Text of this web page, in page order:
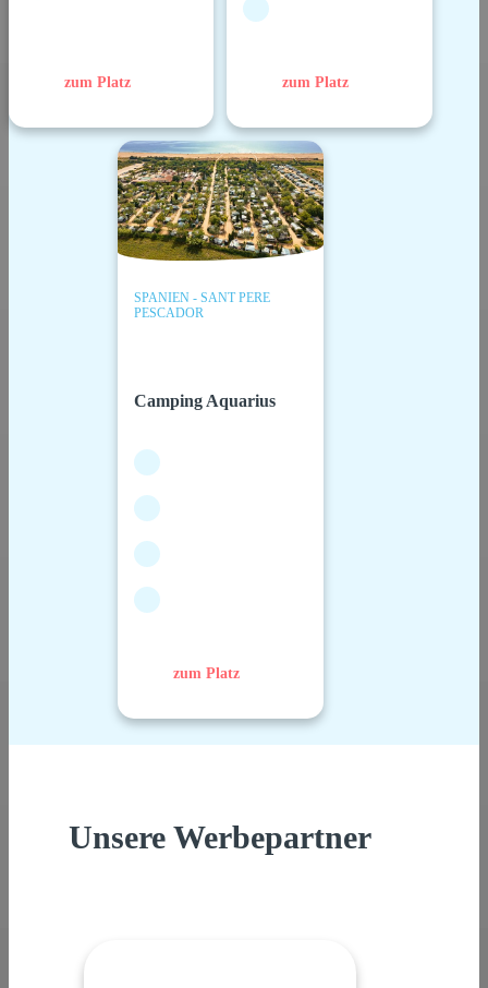
zum Platz zum Platz
SPANIEN - SANT PERE
PESCADOR
Camping Aquarius
zum Platz
Unsere Werbepartner